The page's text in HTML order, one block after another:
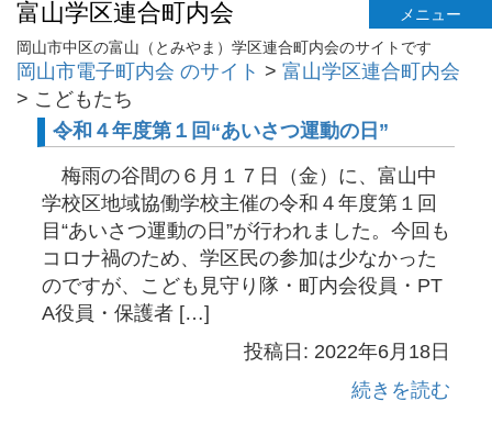
富山学区連合町内会
メニュー
岡山市中区の富山（とみやま）学区連合町内会のサイトです
岡山市電子町内会 のサイト > 富山学区連合町内会
> こどもたち
令和４年度第１回“あいさつ運動の日”
梅雨の谷間の６月１７日（金）に、富山中
学校区地域協働学校主催の令和４年度第１回
目“あいさつ運動の日”が行われました。今回も
コロナ禍のため、学区民の参加は少なかった
のですが、こども見守り隊・町内会役員・PT
A役員・保護者 […]
投稿日: 2022年6月18日
続きを読む